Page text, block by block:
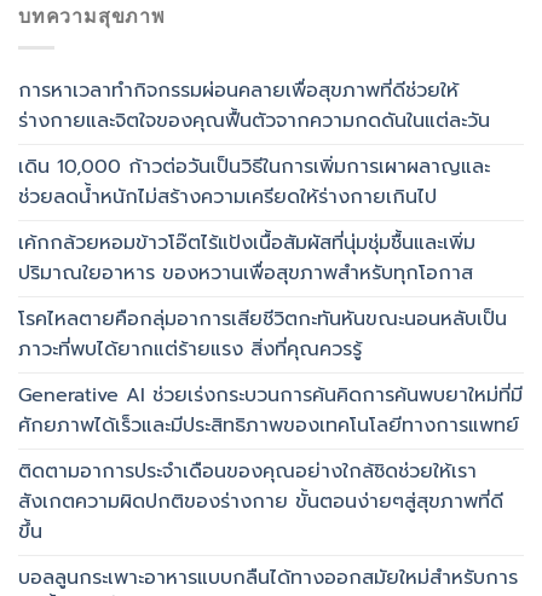
บทความสุขภาพ
การหาเวลาทำกิจกรรมผ่อนคลายเพื่อสุขภาพที่ดีช่วยให้
ร่างกายและจิตใจของคุณฟื้นตัวจากความกดดันในแต่ละวัน
เดิน 10,000 ก้าวต่อวันเป็นวิธีในการเพิ่มการเผาผลาญและ
ช่วยลดน้ำหนักไม่สร้างความเครียดให้ร่างกายเกินไป
เค้กกล้วยหอมข้าวโอ๊ตไร้แป้งเนื้อสัมผัสที่นุ่มชุ่มชื้นและเพิ่ม
ปริมาณใยอาหาร ของหวานเพื่อสุขภาพสำหรับทุกโอกาส
โรคไหลตายคือกลุ่มอาการเสียชีวิตกะทันหันขณะนอนหลับเป็น
ภาวะที่พบได้ยากแต่ร้ายแรง สิ่งที่คุณควรรู้
Generative AI ช่วยเร่งกระบวนการค้นคิดการค้นพบยาใหม่ที่มี
ศักยภาพได้เร็วและมีประสิทธิภาพของเทคโนโลยีทางการแพทย์
ติดตามอาการประจำเดือนของคุณอย่างใกล้ชิดช่วยให้เรา
สังเกตความผิดปกติของร่างกาย ขั้นตอนง่ายๆสู่สุขภาพที่ดี
ขึ้น
บอลลูนกระเพาะอาหารแบบกลืนได้ทางออกสมัยใหม่สำหรับการ